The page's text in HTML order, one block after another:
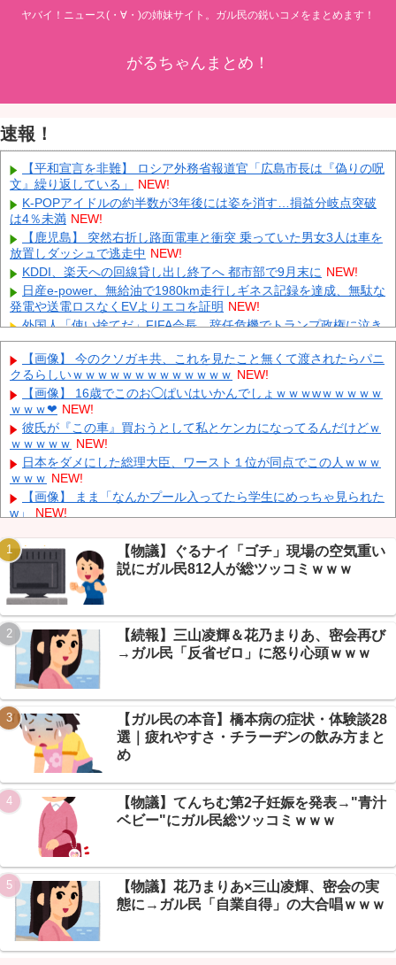
ヤバイ！ニュース(・∀・)の姉妹サイト。ガル民の鋭いコメをまとめます！
がるちゃんまとめ！
速報！
【平和宣言を非難】 ロシア外務省報道官「広島市長は『偽りの呪
文』繰り返している」
NEW!
K-POPアイドルの約半数が3年後には姿を消す…損益分岐点突破
は4％未満 NEW!
【鹿児島】 突然右折し路面電車と衝突 乗っていた男女3人は車を
放置しダッシュで逃走中 NEW!
KDDI、楽天への回線貸し出し終了へ 都市部で9月末に NEW!
日産e-power、無給油で1980km走行しギネス記録を達成、無駄な
発電や送電ロスなくEVよりエコを証明 NEW!
外国人「使い捨てだ」FIFA会長、辞任危機でトランプ政権に泣き
付くも無視されて海外失笑！【海外の反応】 NEW!
大野智、ワイルドなヒゲ姿で加藤シゲアキのインスタに降臨！本
人以外のSNSでは初？【画像】 NEW!
日本代表DF冨安健洋の英プレミア・クリスタルパレス加入が正式
決定 鎌田大地とチームメイトに
元F1王者ハッキネン、フェルスタペンのマクラーレン加入の噂に
「なぜ調和がある現体制を崩す必要がある？」
【画像】 はいだしょうこ（47）「こんなオバサンでいいの…？」
NEW!
Powered by livedoor 相互RSS
【画像】 今のクソガキ共、これを見たこと無くて渡されたらパニ
クるらしいｗｗｗｗｗｗｗｗｗｗｗｗｗ NEW!
【画像】 16歳でこのお◯ぱいはいかんでしょｗｗｗwｗｗｗｗｗ
ｗｗｗ❤ NEW!
彼氏が『この車』買おうとして私とケンカになってるんだけどｗ
ｗｗｗｗｗ NEW!
日本をダメにした総理大臣、ワースト１位が同点でこの人ｗｗｗ
ｗｗｗ NEW!
【画像】 まま「なんかプール入ってたら学生にめっちゃ見られた
w」
NEW!
れただの金持ち理論」と反論ｗｗｗ
【続報】ホロライブ『ホロドリ』、まさかのセルラン1位に返り
咲き→なんG民「覇権やん」ｗｗｗ
【朗報】エッヂ民の文鳥(4ヶ月)、かわいさで完全制圧→愛鳥自慢
合戦に発展ｗｗｗ
【衝撃】モモンガどうなった…ちいかわ最新話で入れ替わり説→
ファン考察盛り上がりｗｗｗ
【衝撃】年金8ヶ月未納で手足失った男性、障害年金97万円が一
生ゼロに→スレ民「免除すれば」ｗｗｗ
Powered by livedoor 相互RSS
【物議】ぐるナイ「ゴチ」現場の空気重い
説にガル民812人が総ツッコミｗｗｗ
【続報】三山凌輝＆花乃まりあ、密会再び
→ガル民「反省ゼロ」に怒り心頭ｗｗｗ
【ガル民の本音】橋本病の症状・体験談28
選｜疲れやすさ・チラーヂンの飲み方まと
め
【物議】てんちむ第2子妊娠を発表→"青汁
ベビー"にガル民総ツッコミｗｗｗ
【物議】花乃まりあ×三山凌輝、密会の実
態に→ガル民「自業自得」の大合唱ｗｗｗ